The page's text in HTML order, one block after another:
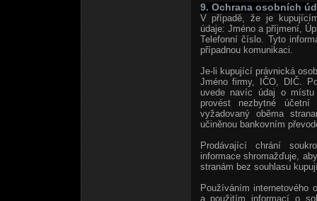
9. Ochrana osobních
V případě, že je
údaje: Jméno a příjmení,
Telefonní číslo. Tyto
případnou komunikaci.
Je-li kupující právnická
Jméno firmy, IČO, DIČ.
uvede navíc údaj o
provést nezbytné
vyžadovaný oběma
učiněnou bankovním
Prodávající chrání
informace shromažďuje,
stranám bez souhlasu
Používáním internetového
a použitím informací o